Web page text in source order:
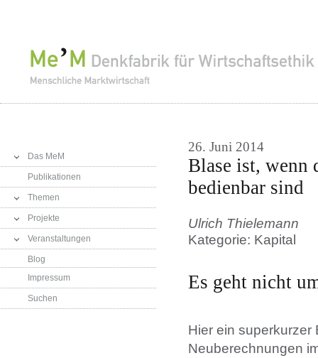
26. Juni 2014
Blase ist, wenn
bedienbar sind
Ulrich Thielemann
Kategorie: Kapital
Es geht nicht
Hier ein superkurzer
Neuberechnungen
Das MeM
Publikationen
Themen
Projekte
Veranstaltungen
Blog
Impressum
Suchen